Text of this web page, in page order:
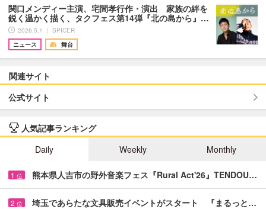
関口メンディー主演、宅間孝行作・演出 家族の絆を
鋭く温かく描く、タクフェス第14弾『北の島から』…
2026.5.1 ｜ SPICER
ニュース
舞台
関連サイト
公式サイト
人気記事ランキング
Daily
Weekly Monthly
1 位 熊本県人吉市の野外音楽フェス『Rural Act'26』TENDOU…
2 位 埼玉であらたな文具販売イベントがスタート 『まるっと…